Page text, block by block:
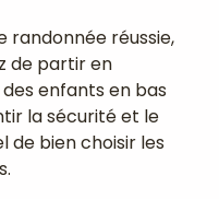
randonnée réussie,
de partir en
enfants en bas
la sécurité et le
de bien choisir les